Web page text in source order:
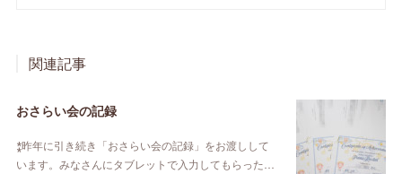
関連記事
おさらい会の記録
⁑昨年に引き続き「おさらい会の記録」をお渡しして
います。みなさんにタブレットで入力してもらった…